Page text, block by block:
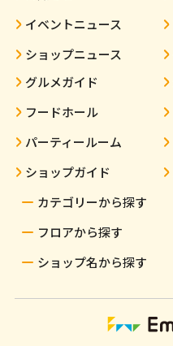
イベントニュース
ショップニュース
グルメガイド
フードホール
パーティールーム
ショップガイド
カテゴリーから探す
フロアから探す
ショップ名から探す